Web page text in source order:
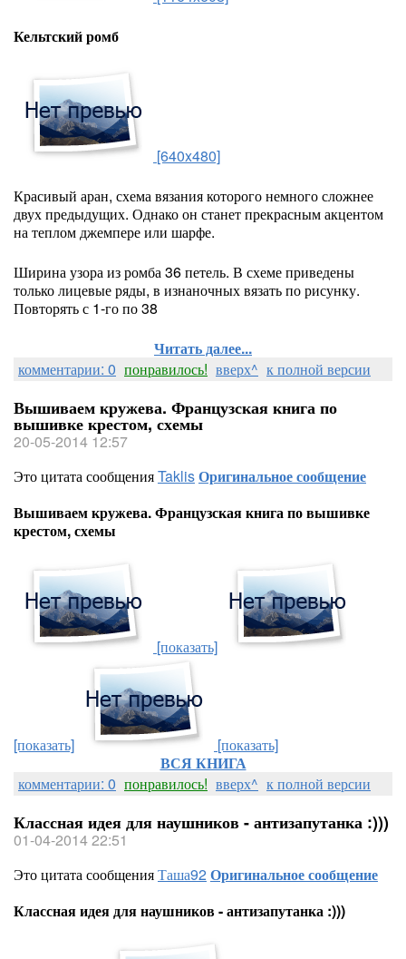
Кельтский ромб
[640x480]
Красивый аран, схема вязания которого немного сложнее
двух предыдущих. Однако он станет прекрасным акцентом
на теплом джемпере или шарфе.
Ширина узора из ромба 36 петель. В схеме приведены
только лицевые ряды, в изнаночных вязать по рисунку.
Повторять с 1-го по 38
Читать далее...
комментарии: 0 понравилось! вверх^ к полной версии
Вышиваем кружева. Французская книга по
вышивке крестом, схемы
20-05-2014 12:57
Это цитата сообщенияTaklisОригинальное сообщение
Вышиваем кружева. Французская книга по вышивке
крестом, схемы
[показать]
[показать]
[показать]
ВСЯ КНИГА
комментарии: 0 понравилось! вверх^ к полной версии
Классная идея для наушников - антизапутанка :)))
01-04-2014 22:51
Это цитата сообщенияТаша92Оригинальное сообщение
Классная идея для наушников - антизапутанка :)))